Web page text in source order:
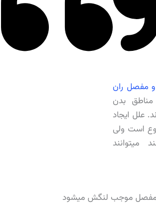
مفصل ران
بدن
علل ایجاد
است ولی
میتوانند
موجب لنگش میشود